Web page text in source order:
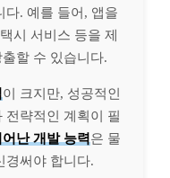
다. 예를 들어, 앱을
시 서비스 등을 제
할 수 있습니다.
이 크지만, 성공적인
전략적인 계획이 필
어난 개발 능력은 물
경써야 합니다.